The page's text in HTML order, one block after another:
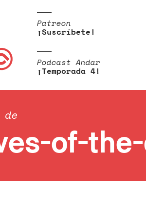
Patreon
¡Suscríbete!
Podcast Andar
¡Temporada 4!
de
of-